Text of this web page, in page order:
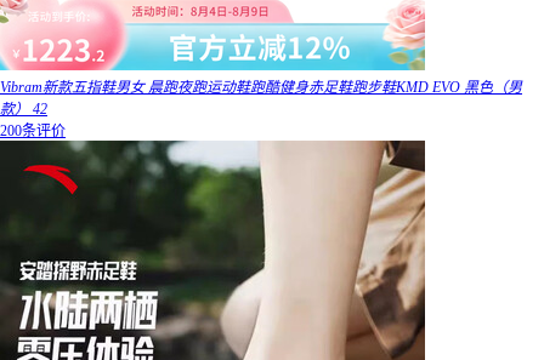
Vibram新款五指鞋男女 晨跑夜跑运动鞋跑酷健身赤足鞋跑步鞋KMD EVO 黑色（男
款） 42
200条评价